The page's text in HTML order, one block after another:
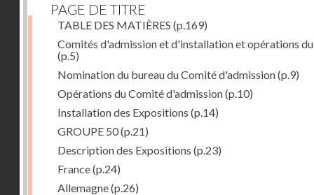
PAGE DE TITRE
TABLE DES MATIÈRES (p.169)
Comités d'admission et d'installation et opérations
(p.5)
Nomination du bureau du Comité d'admission(p.9)
Opérations du Comité d'admission(p.10)
Installation des Expositions (p.14)
GROUPE 50(p.21)
Description des Expositions (p.23)
France(p.24)
Allemagne(p.26)